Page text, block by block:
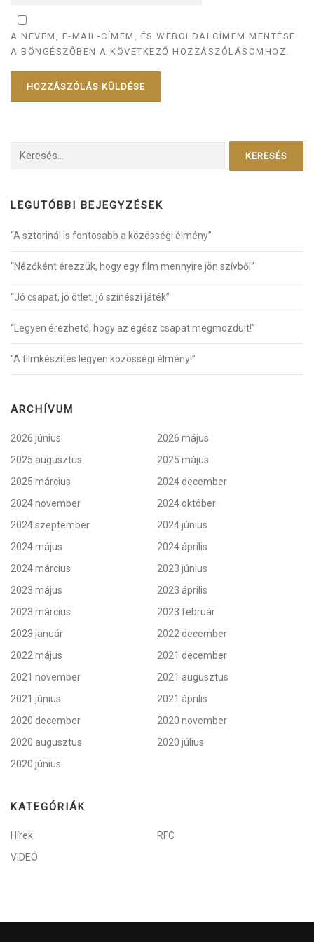
A NEVEM, E-MAIL-CÍMEM, ÉS WEBOLDALCÍMEM MENTÉSE
A BÖNGÉSZŐBEN A KÖVETKEZŐ HOZZÁSZÓLÁSOMHOZ.
LEGUTÓBBI BEJEGYZÉSEK
“A sztorinál is fontosabb a közösségi élmény”
“Nézőként érezzük, hogy egy film mennyire jön szívből”
“Jó csapat, jó ötlet, jó színészi játék”
“Legyen érezhető, hogy az egész csapat megmozdult!”
“A filmkészítés legyen közösségi élmény!”
ARCHÍVUM
2026 június
2026 május
2025 augusztus
2025 május
2025 március
2024 december
2024 november
2024 október
2024 szeptember
2024 június
2024 május
2024 április
2024 március
2023 június
2023 május
2023 április
2023 március
2023 február
2023 január
2022 december
2022 május
2021 december
2021 november
2021 augusztus
2021 június
2021 április
2020 december
2020 november
2020 augusztus
2020 július
2020 június
KATEGÓRIÁK
Hírek
RFC
VIDEÓ